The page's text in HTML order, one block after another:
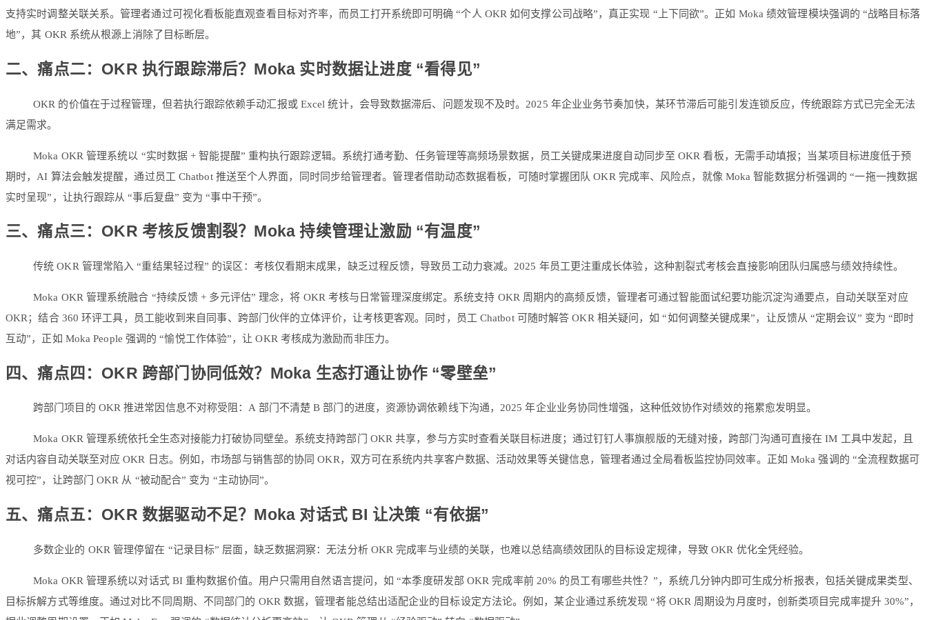
支持实时调整关联关系。管理者通过可视化看板能直观查看目标对齐率，而员工打开系统即可明确 “个人 OKR 如何支撑公司战略”，真正实现 “上下同欲”。正如 Moka 绩效管理模块强调的 “战略目标落
地”，其 OKR 系统从根源上消除了目标断层。
二、痛点二：OKR 执行跟踪滞后？Moka 实时数据让进度 “看得见”
OKR 的价值在于过程管理，但若执行跟踪依赖手动汇报或 Excel 统计，会导致数据滞后、问题发现不及时。2025 年企业业务节奏加快，某环节滞后可能引发连锁反应，传统跟踪方式已完全无法
满足需求。
Moka OKR 管理系统以 “实时数据 + 智能提醒” 重构执行跟踪逻辑。系统打通考勤、任务管理等高频场景数据，员工关键成果进度自动同步至 OKR 看板，无需手动填报；当某项目标进度低于预
期时，AI 算法会触发提醒，通过员工 Chatbot 推送至个人界面，同时同步给管理者。管理者借助动态数据看板，可随时掌握团队 OKR 完成率、风险点，就像 Moka 智能数据分析强调的 “一拖一拽数据
实时呈现”，让执行跟踪从 “事后复盘” 变为 “事中干预”。
三、痛点三：OKR 考核反馈割裂？Moka 持续管理让激励 “有温度”
传统 OKR 管理常陷入 “重结果轻过程” 的误区：考核仅看期末成果，缺乏过程反馈，导致员工动力衰减。2025 年员工更注重成长体验，这种割裂式考核会直接影响团队归属感与绩效持续性。
Moka OKR 管理系统融合 “持续反馈 + 多元评估” 理念，将 OKR 考核与日常管理深度绑定。系统支持 OKR 周期内的高频反馈，管理者可通过智能面试纪要功能沉淀沟通要点，自动关联至对应
OKR；结合 360 环评工具，员工能收到来自同事、跨部门伙伴的立体评价，让考核更客观。同时，员工 Chatbot 可随时解答 OKR 相关疑问，如 “如何调整关键成果”，让反馈从 “定期会议” 变为 “即时
互动”，正如 Moka People 强调的 “愉悦工作体验”，让 OKR 考核成为激励而非压力。
四、痛点四：OKR 跨部门协同低效？Moka 生态打通让协作 “零壁垒”
跨部门项目的 OKR 推进常因信息不对称受阻：A 部门不清楚 B 部门的进度，资源协调依赖线下沟通，2025 年企业业务协同性增强，这种低效协作对绩效的拖累愈发明显。
Moka OKR 管理系统依托全生态对接能力打破协同壁垒。系统支持跨部门 OKR 共享，参与方实时查看关联目标进度；通过钉钉人事旗舰版的无缝对接，跨部门沟通可直接在 IM 工具中发起，且
对话内容自动关联至对应 OKR 日志。例如，市场部与销售部的协同 OKR，双方可在系统内共享客户数据、活动效果等关键信息，管理者通过全局看板监控协同效率。正如 Moka 强调的 “全流程数据可
视可控”，让跨部门 OKR 从 “被动配合” 变为 “主动协同”。
五、痛点五：OKR 数据驱动不足？Moka 对话式 BI 让决策 “有依据”
多数企业的 OKR 管理停留在 “记录目标” 层面，缺乏数据洞察：无法分析 OKR 完成率与业绩的关联，也难以总结高绩效团队的目标设定规律，导致 OKR 优化全凭经验。
Moka OKR 管理系统以对话式 BI 重构数据价值。用户只需用自然语言提问，如 “本季度研发部 OKR 完成率前 20% 的员工有哪些共性？”，系统几分钟内即可生成分析报表，包括关键成果类型、
目标拆解方式等维度。通过对比不同周期、不同部门的 OKR 数据，管理者能总结出适配企业的目标设定方法论。例如，某企业通过系统发现 “将 OKR 周期设为月度时，创新类项目完成率提升 30%”，